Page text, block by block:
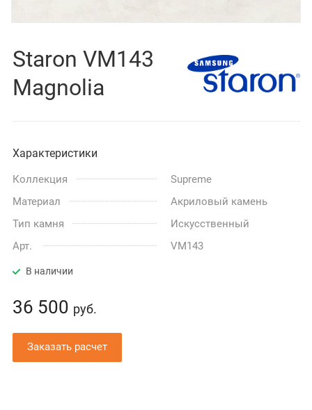
Staron VM143
Magnolia
Характеристики
Коллекция
Supreme
Материал
Акриловый камень
Тип камня
Искусственный
Арт.
VM143
В наличии
36 500 руб.
Заказать расчет